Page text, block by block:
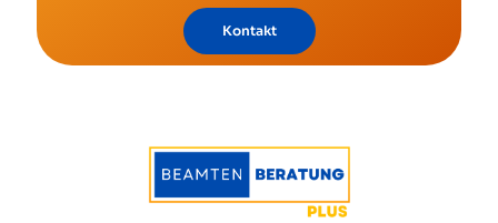
Kontakt